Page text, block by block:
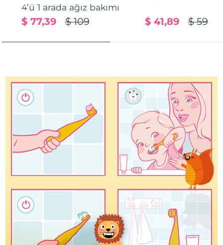
4’ü 1 arada ağız bakımı
$ 109
$ 77,39 $ 59
$ 41,89
Türkiye Tahmini teslim tarihi
Emirlikleri
Amerika Birleşik
Devletleri
Tahmini teslim tarihi8/11/26
Tahmini teslim tarihi8/15/26
Vietnam Tahmini teslim tarihi8/16/26